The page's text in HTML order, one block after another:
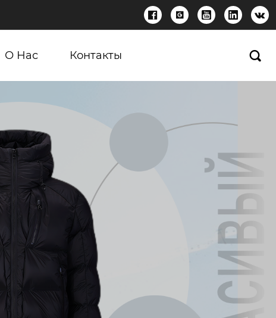
    
О Нас Контакты 